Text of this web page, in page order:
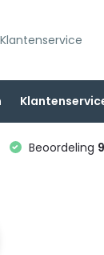
Klantenservice
Beoordeling